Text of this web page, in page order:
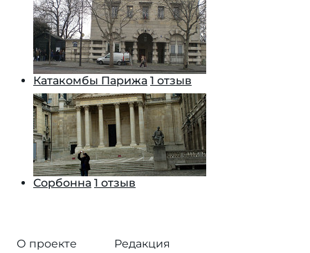
Катакомбы Парижа 1 отзыв
Сорбонна 1 отзыв
О проекте
Редакция